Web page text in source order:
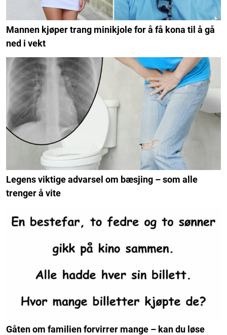
Mannen kjøper trang minikjole for å få kona til å gå
ned i vekt
Legens viktige advarsel om bæsjing – som alle
trenger å vite
Gåten om familien forvirrer mange – kan du løse